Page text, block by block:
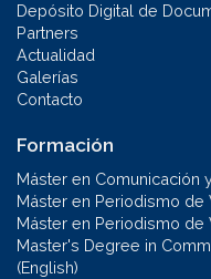
Depósito Digital de
Partners
Actualidad
Galerías
Contacto
Formación
Máster en Comunicación
Máster en Periodismo de
Máster en Periodismo de
Master's Degree in
(English)